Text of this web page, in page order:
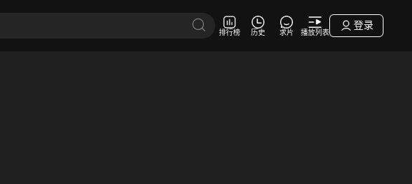
排行榜 历史 求片 播放列表
登录